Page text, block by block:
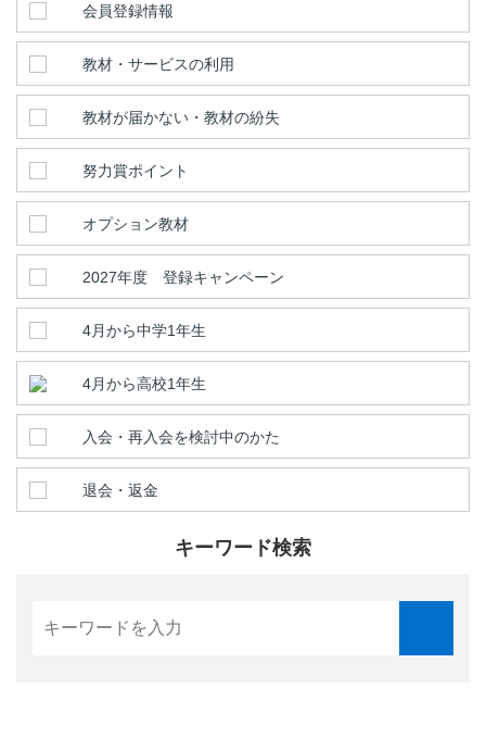
会員登録情報
教材・サービスの利用
教材が届かない・教材の紛失
努力賞ポイント
オプション教材
2027年度 登録キャンペーン
4月から中学1年生
4月から高校1年生
入会・再入会を検討中のかた
退会・返金
キーワード検索